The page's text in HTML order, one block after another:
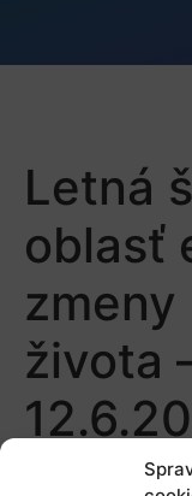
Letná
oblasť
života